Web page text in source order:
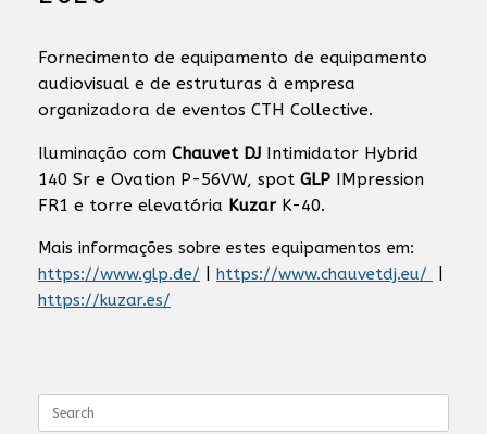
Fornecimento de equipamento de equipamento
audiovisual e de estruturas à empresa
organizadora de eventos CTH Collective.
Iluminação com Chauvet DJ Intimidator Hybrid
140 Sr e Ovation P-56VW, spot GLP IMpression
FR1 e torre elevatória KuzarK-40.
Mais informações sobre estes equipamentos em:
https://www.glp.de/
https://www.chauvetdj.eu/
https://kuzar.es/
for: